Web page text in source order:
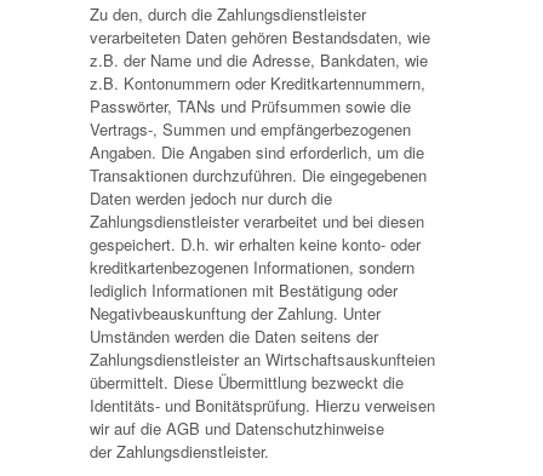
Zu den, durch die Zahlungsdienstleister
verarbeiteten Daten gehören Bestandsdaten, wie
z.B. der Name und die Adresse, Bankdaten, wie
z.B. Kontonummern oder Kreditkartennummern,
Passwörter, TANs und Prüfsummen sowie die
Vertrags-, Summen und empfängerbezogenen
Angaben. Die Angaben sind erforderlich, um die
Transaktionen durchzuführen. Die eingegebenen
Daten werden jedoch nur durch die
Zahlungsdienstleister verarbeitet und bei diesen
gespeichert. D.h. wir erhalten keine konto- oder
kreditkartenbezogenen Informationen, sondern
lediglich Informationen mit Bestätigung oder
Negativbeauskunftung der Zahlung. Unter
Umständen werden die Daten seitens der
Zahlungsdienstleister an Wirtschaftsauskunfteien
übermittelt. Diese Übermittlung bezweckt die
Identitäts- und Bonitätsprüfung. Hierzu verweisen
wir auf die AGB und Datenschutzhinweise
der Zahlungsdienstleister.